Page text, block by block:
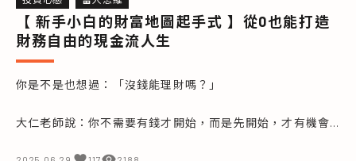
【 新手小白的財富地圖起手式 】從0也能打造
財務自由的現金流人生
你是不是也想過：「沒錢能理財嗎？」
大仁老師說：你不需要有錢才開始，而是先開始，才有機會